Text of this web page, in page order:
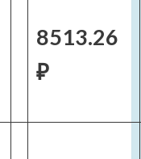
8513.26
₽